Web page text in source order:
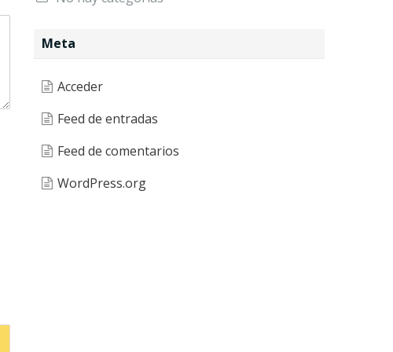
Meta
Acceder
Feed de entradas
Feed de comentarios
WordPress.org